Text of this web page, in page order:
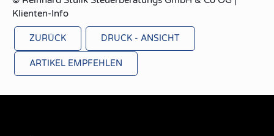
Klienten-Info
ZURÜCK DRUCK - ANSICHT
ARTIKEL EMPFEHLEN